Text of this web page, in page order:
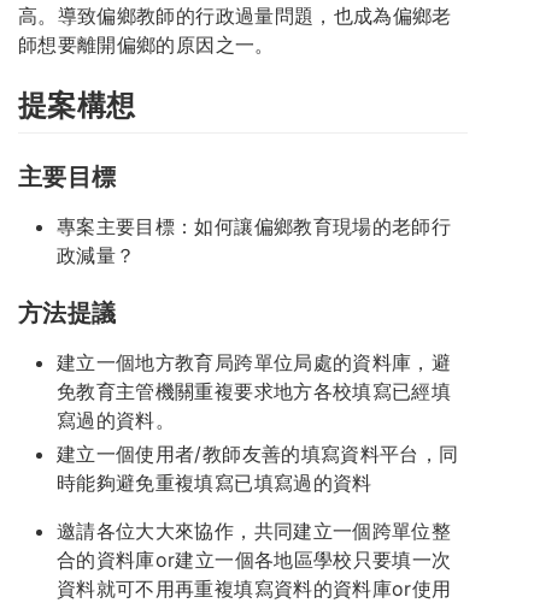
高。導致偏鄉教師的行政過量問題，也成為偏鄉老
師想要離開偏鄉的原因之一。
提案構想
主要目標
專案主要目標：如何讓偏鄉教育現場的老師行
政減量？
方法提議
建立一個地方教育局跨單位局處的資料庫，避
免教育主管機關重複要求地方各校填寫已經填
寫過的資料。
建立一個使用者/教師友善的填寫資料平台，同
時能夠避免重複填寫已填寫過的資料
邀請各位大大來協作，共同建立一個跨單位整
合的資料庫or建立一個各地區學校只要填一次
資料就可不用再重複填寫資料的資料庫or使用